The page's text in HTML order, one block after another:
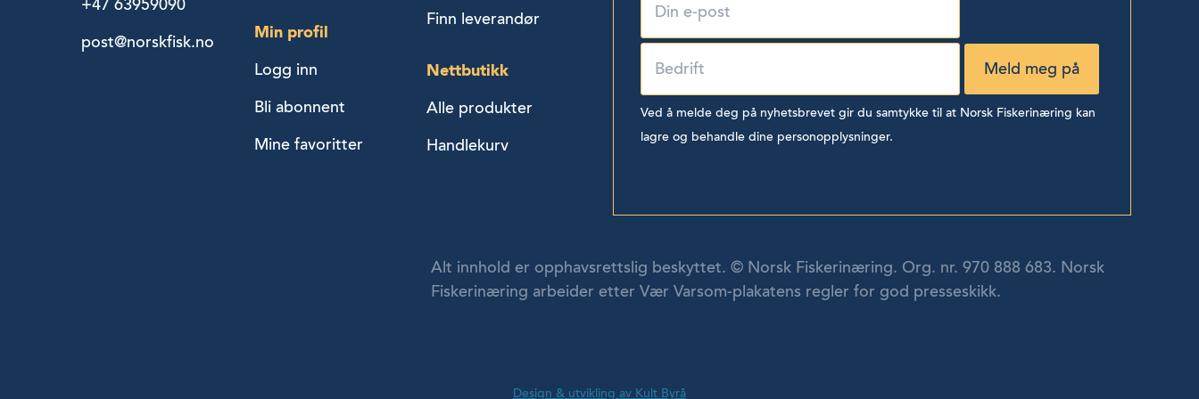
+47 63959090
post@norskfisk.no
Min profil
Logg inn
Bli abonnent
Mine favoritter
Finn leverandør
Nettbutikk
Alle produkter
Handlekurv
Ved å melde deg på nyhetsbrevet gir du samtykke til at Norsk Fiskerinæring kan
lagre og behandle dine personopplysninger.
Alt innhold er opphavsrettslig beskyttet. © Norsk Fiskerinæring. Org. nr. 970 888 683. Norsk
Fiskerinæring arbeider etter Vær Varsom-plakatens regler for god presseskikk.
Design & utvikling av Kult Byrå